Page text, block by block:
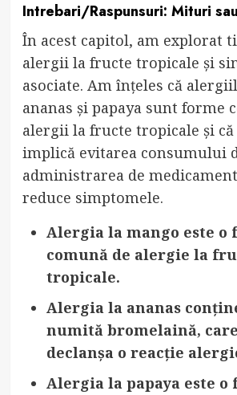
Intrebari/Raspunsuri: Mituri
În acest capitol, am explorat
alergii la fructe tropicale și
asociate. Am înțeles că
ananas și papaya sunt forme
alergii la fructe tropicale și
implică evitarea consumului
administrarea de
reduce simptomele.
Alergia la mango este o
comună de alergie la
tropicale.
Alergia la ananas
numită bromelaină,
declanșa o reacție
Alergia la papaya este o